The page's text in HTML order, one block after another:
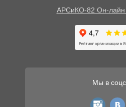
АРСиКО-82 Он-лайн
Мы в
instagram
vk